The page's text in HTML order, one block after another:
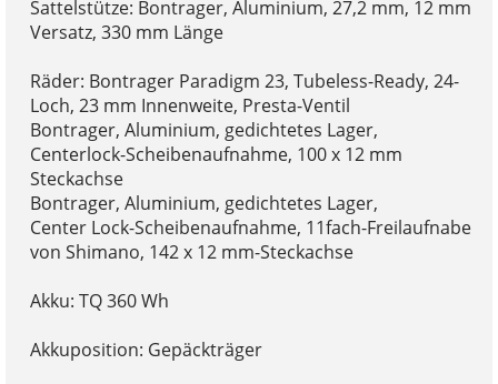
Sattelstütze: Bontrager, Aluminium, 27,2 mm, 12 mm
Versatz, 330 mm Länge
Räder: Bontrager Paradigm 23, Tubeless-Ready, 24-
Loch, 23 mm Innenweite, Presta-Ventil
Bontrager, Aluminium, gedichtetes Lager,
Centerlock-Scheibenaufnahme, 100 x 12 mm
Steckachse
Bontrager, Aluminium, gedichtetes Lager,
Center Lock-Scheibenaufnahme, 11fach-Freilaufnabe
von Shimano, 142 x 12 mm-Steckachse
Akku: TQ 360 Wh
Akkuposition: Gepäckträger